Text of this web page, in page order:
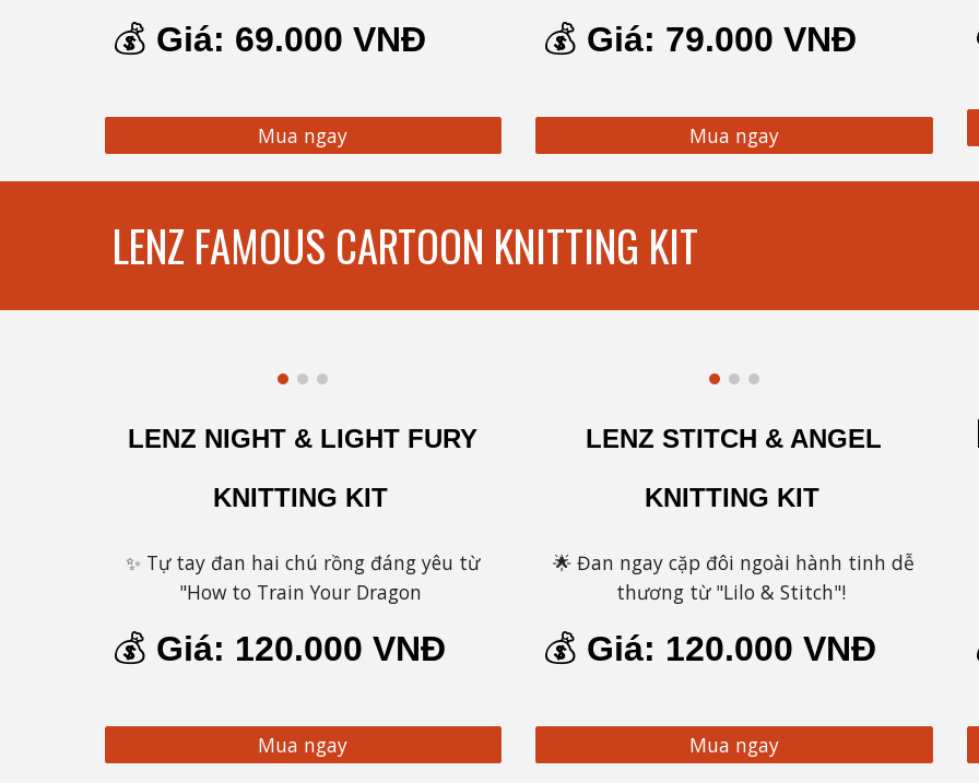
💰 Giá: 69.000 VNĐ
Mua ngay
💰 Giá: 79.000 VNĐ
Mua ngay
LENZ FAMOUS CARTOON KNITTING KIT
LENZ NIGHT & LIGHT FURY
KNITTING KIT
✨ Tự tay đan hai chú rồng đáng yêu từ
"How to Train Your Dragon
💰 Giá: 120.000 VNĐ
Mua ngay
LENZ STITCH & ANGEL
KNITTING KIT
🌟 Đan ngay cặp đôi ngoài hành tinh dễ
thương từ "Lilo & Stitch"!
💰 Giá: 120.000 VNĐ
Mua ngay